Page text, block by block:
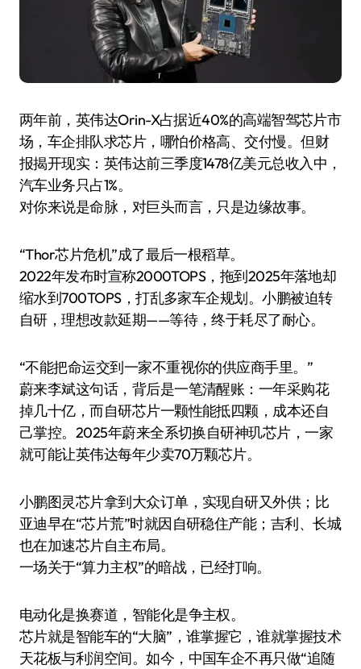
两年前，英伟达Orin-X占据近40%的高端智驾芯片市
场，车企排队求芯片，哪怕价格高、交付慢。但财
报揭开现实：英伟达前三季度1478亿美元总收入中，
汽车业务只占1%。
对你来说是命脉，对巨头而言，只是边缘故事。
“Thor芯片危机”成了最后一根稻草。
2022年发布时宣称2000TOPS，拖到2025年落地却
缩水到700TOPS，打乱多家车企规划。小鹏被迫转
自研，理想改款延期——等待，终于耗尽了耐心。
“不能把命运交到一家不重视你的供应商手里。”
蔚来李斌这句话，背后是一笔清醒账：一年采购花
掉几十亿，而自研芯片一颗性能抵四颗，成本还自
己掌控。2025年蔚来全系切换自研神玑芯片，一家
就可能让英伟达每年少卖70万颗芯片。
小鹏图灵芯片拿到大众订单，实现自研又外供；比
亚迪早在“芯片荒”时就因自研稳住产能；吉利、长城
也在加速芯片自主布局。
一场关于“算力主权”的暗战，已经打响。
电动化是换赛道，智能化是争主权。
芯片就是智能车的“大脑”，谁掌握它，谁就掌握技术
天花板与利润空间。如今，中国车企不再只做“追随